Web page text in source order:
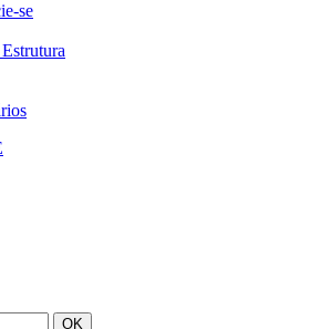
se